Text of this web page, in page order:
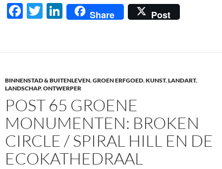
F
b
o
o
k
T
er
Li
n
e
dI
n
Share Post
BINNENSTAD & BUITENLEVEN,GROEN ERFGOED,KUNST,LANDART,
LANDSCHAP,ONTWERPER
POST 65 GROENE
MONUMENTEN: BROKEN
CIRCLE / SPIRAL HILL EN DE
ECOKATHEDRAAL